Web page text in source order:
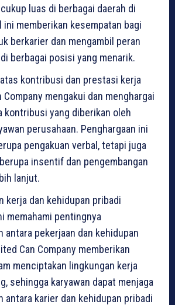
luas di berbagai daerah di
ini memberikan kesempatan bagi
berkarier dan mengambil peran
berbagai posisi yang menarik.
kontribusi dan prestasi kerja
Company mengakui dan menghargai
kontribusi yang diberikan oleh
perusahaan. Penghargaan ini
pengakuan verbal, tetapi juga
insentif dan pengembangan
lanjut.
kerja dan kehidupan pribadi
memahami pentingnya
antara pekerjaan dan kehidupan
Can Company memberikan
menciptakan lingkungan kerja
sehingga karyawan dapat menjaga
antara karier dan kehidupan pribadi